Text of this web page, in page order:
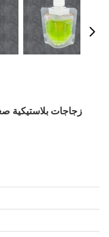
زجاجات بلاستيكية